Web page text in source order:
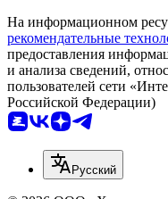
На информационном
рекомендательные
предоставления
и анализа сведений,
пользователей сети
Российской Федерации)
Русский